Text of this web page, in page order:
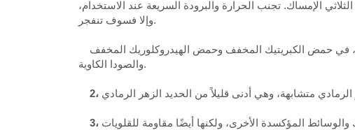
الإمساك. تجنب الحرارة والبرودة السريعة عند الاستخدام،
وإلا فسوف تنفجر.
والصودا الكاوية.
المؤكسدة الأخرى، ولكنها أيضًا مقاومة للقلويات